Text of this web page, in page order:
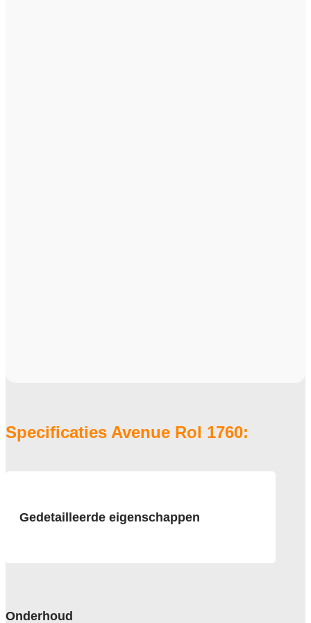
Specificaties Avenue Rol 1760:
Gedetailleerde eigenschappen
100% solution dyed Nylon
Onderhoud